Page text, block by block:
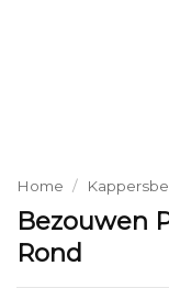
Home /
Bezouwen
Rond